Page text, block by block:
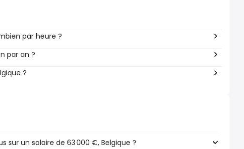
par heure ?
par an ?
?
sur un salaire de 63 000 €, Belgique ?